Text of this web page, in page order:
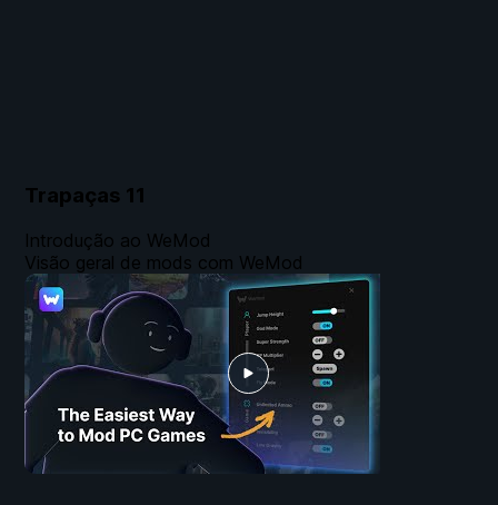
Trapaças 11
Introdução ao WeMod
Visão geral de mods com WeMod